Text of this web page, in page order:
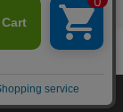
入り お知らせ